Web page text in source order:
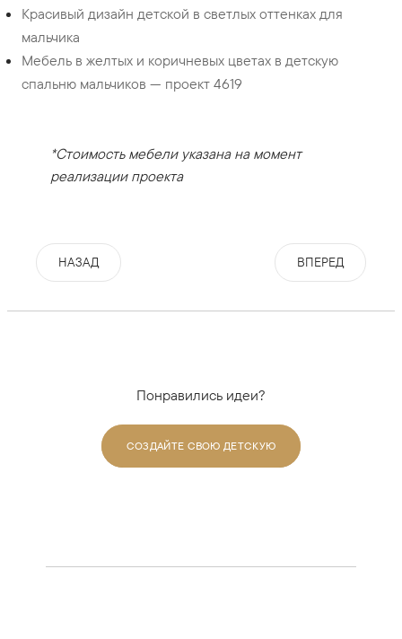
Красивый дизайн детской в светлых оттенках для
мальчика
Мебель в желтых и коричневых цветах в детскую
спальню мальчиков — проект 4619
*Стоимость мебели указана на момент
реализации проекта
НАЗАД ВПЕРЕД
Понравились идеи?
СОЗДАЙТЕ СВОЮ ДЕТСКУЮ